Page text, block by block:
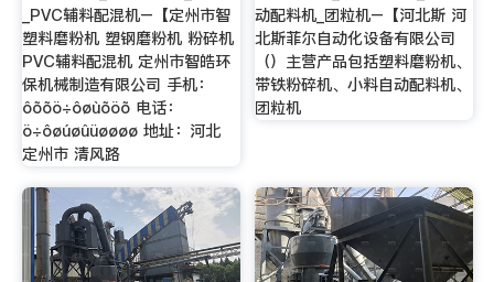
_PVC辅料配混机–【定州市智
塑料磨粉机 塑钢磨粉机 粉碎机
PVC辅料配混机 定州市智皓环
保机械制造有限公司 手机：
ôõõö÷ôøùõöõ 电话：
ö÷ôøúøûüøøøø 地址：河北
定州市 清风路
动配料机_团粒机–【河北斯 河
北斯菲尔自动化设备有限公司
（）主营产品包括塑料磨粉机、
带铁粉碎机、小料自动配料机、
团粒机